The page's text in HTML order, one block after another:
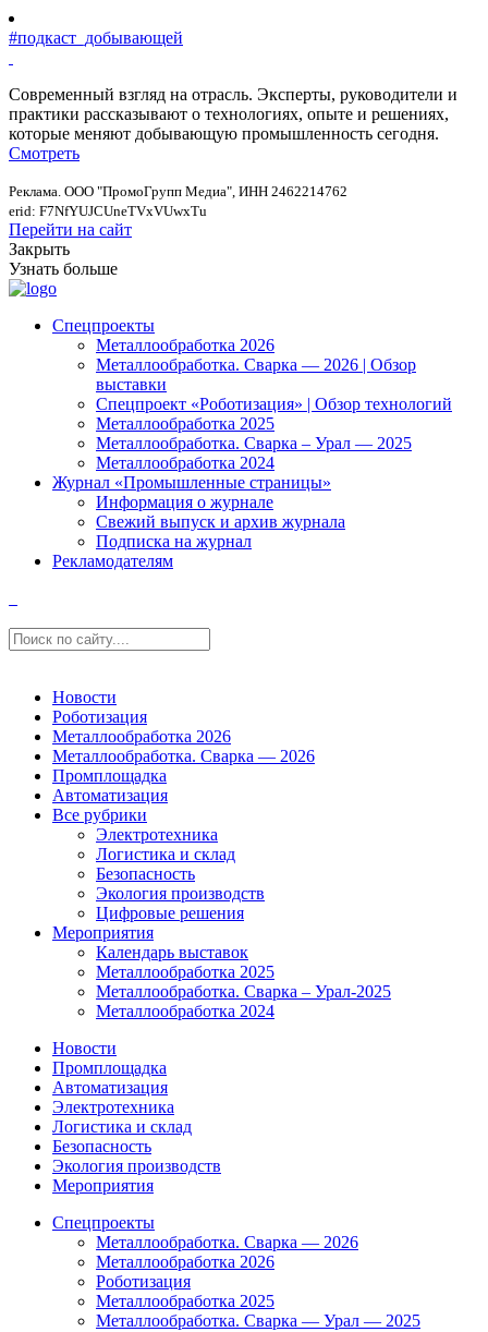
#подкаст_добывающей
Современный взгляд на отрасль. Эксперты, руководители и
практики рассказывают о технологиях, опыте и решениях,
которые меняют добывающую промышленность сегодня.
Смотреть
Реклама. ООО "ПромоГрупп Медиа", ИНН 2462214762
erid: F7NfYUJCUneTVxVUwxTu
Перейти на сайт
Закрыть
Узнать больше
Спецпроекты
Металлообработка 2026
Металлообработка. Сварка — 2026 | Обзор
выставки
Спецпроект «Роботизация» | Обзор технологий
Металлообработка 2025
Металлообработка. Сварка – Урал — 2025
Металлообработка 2024
Журнал «Промышленные страницы»
Информация о журнале
Свежий выпуск и архив журнала
Подписка на журнал
Рекламодателям
Новости
Роботизация
Металлообработка 2026
Металлообработка. Сварка — 2026
Промплощадка
Автоматизация
Все рубрики
Электротехника
Логистика и склад
Безопасность
Экология производств
Цифровые решения
Мероприятия
Календарь выставок
Металлообработка 2025
Металлообработка. Сварка – Урал-2025
Металлообработка 2024
Новости
Промплощадка
Автоматизация
Электротехника
Логистика и склад
Безопасность
Экология производств
Мероприятия
Спецпроекты
Металлообработка. Сварка — 2026
Металлообработка 2026
Роботизация
Металлообработка 2025
Металлообработка. Сварка — Урал — 2025